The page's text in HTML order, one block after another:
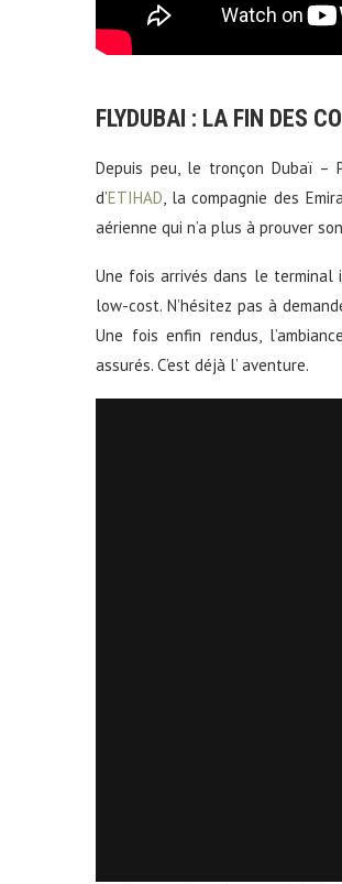
FLYDUBAI : LA FIN DES
Depuis peu, le tronçon Dubaï –
d’ETIHAD , la compagnie des
aérienne qui n’a plus à prouver
Une fois arrivés dans le
low-cost. N’hésitez pas à
Une fois enfin rendus,
assurés. C’est déjà l’ aventure.